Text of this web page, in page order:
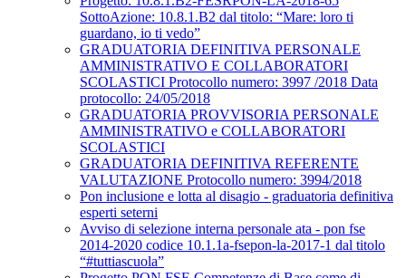
SottoAzione: 10.8.1.B2 dal titolo: “Mare: loro ti
guardano, io ti vedo”
GRADUATORIA DEFINITIVA PERSONALE
AMMINISTRATIVO E COLLABORATORI
SCOLASTICI Protocollo numero: 3997 /2018 Data
protocollo: 24/05/2018
GRADUATORIA PROVVISORIA PERSONALE
AMMINISTRATIVO e COLLABORATORI
SCOLASTICI
GRADUATORIA DEFINITIVA REFERENTE
VALUTAZIONE Protocollo numero: 3994/2018
Pon inclusione e lotta al disagio - graduatoria definitiva
esperti seterni
Avviso di selezione interna personale ata - pon fse
2014-2020 codice 10.1.1a-fsepon-la-2017-1 dal titolo
“#tuttiascuola”